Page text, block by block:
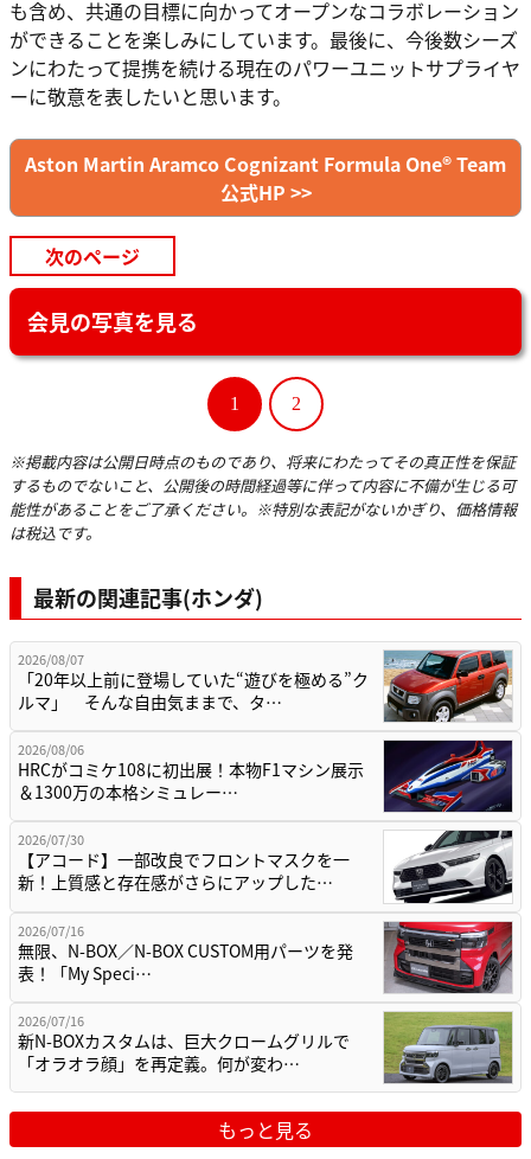
も含め、共通の目標に向かってオープンなコラボレーション
ができることを楽しみにしています。最後に、今後数シーズ
ンにわたって提携を続ける現在のパワーユニットサプライヤ
ーに敬意を表したいと思います。
Aston Martin Aramco Cognizant Formula One® Team
公式HP >>
次のページ
会見の写真を見る
1 2
※掲載内容は公開日時点のものであり、将来にわたってその真正性を保証
するものでないこと、公開後の時間経過等に伴って内容に不備が生じる可
能性があることをご了承ください。※特別な表記がないかぎり、価格情報
は税込です。
最新の関連記事(ホンダ)
2026/08/07
「20年以上前に登場していた“遊びを極める”ク
ルマ」 そんな自由気ままで、タ…
2026/08/06
HRCがコミケ108に初出展！本物F1マシン展示
＆1300万の本格シミュレー…
2026/07/30
【アコード】一部改良でフロントマスクを一
新！上質感と存在感がさらにアップした…
2026/07/16
無限、N-BOX／N-BOX CUSTOM用パーツを発
表！「My Speci…
2026/07/16
新N-BOXカスタムは、巨大クロームグリルで
「オラオラ顔」を再定義。何が変わ…
もっと見る